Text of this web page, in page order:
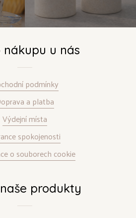
nákupu u nás
podmínky
a platba
Výdejní místa
spokojenosti
o souborech cookie
produkty